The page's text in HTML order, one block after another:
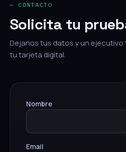
— CONTACTO
Solicita tu
Dejanos tus datos y un
tu tarjeta digital.
Nombre
Email